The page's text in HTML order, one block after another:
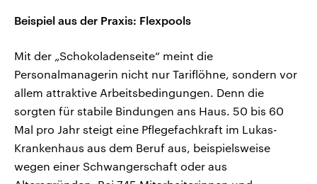
Beispiel aus der Praxis: Flexpools
Mit der „Schokoladenseite“ meint die
Personalmanagerin nicht nur Tariflöhne, sondern vor
allem attraktive Arbeitsbedingungen. Denn die
sorgten für stabile Bindungen ans Haus. 50 bis 60
Mal pro Jahr steigt eine Pflegefachkraft im Lukas-
Krankenhaus aus dem Beruf aus, beispielsweise
wegen einer Schwangerschaft oder aus